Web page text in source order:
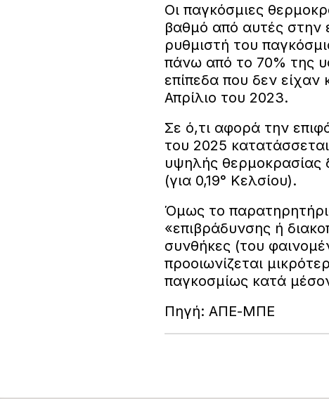
Οι παγκόσμιες
βαθμό από αυτές στην
ρυθμιστή του
πάνω από το 70% της
επίπεδα που δεν είχαν
Απρίλιο του 2023.
Σε ό,τι αφορά την
του 2025
υψηλής θερμοκρασίας
(για 0,19° Κελσίου).
Όμως το
«επιβράδυνσης ή
συνθήκες (του
προοιωνίζεται
παγκοσμίως κατά
Πηγή: ΑΠΕ-ΜΠΕ